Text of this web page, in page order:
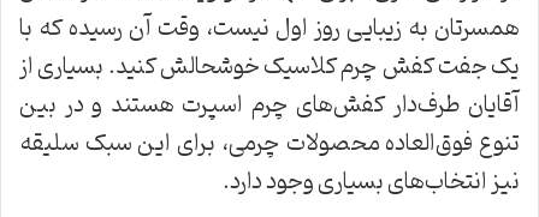
همسرتان به زیبایی روز اول نیست، وقت آن رسیده که با
یک جفت کفش چرم کلاسیک خوشحالش کنید. بسیاری از
آقایان طرف‌دار کفش‌های چرم اسپرت هستند و در بین
تنوع فوق‌العاده محصولات چرمی، برای این سبک سلیقه
نیز انتخاب‌های بسیاری وجود دارد.